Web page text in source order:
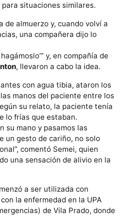
situaciones similares.
de almuerzo y, cuando volví a
una compañera dijo lo
y, en compañía de
, llevaron a cabo la idea.
con agua tibia, ataron los
manos del paciente entre los
su relato, la paciente tenía
lo frías que estaban.
su mano y pasamos las
un gesto de cariño, no solo
comentó Semei, quien
una sensación de alivio en la
a ser utilizada con
la enfermedad en la UPA
de Vila Prado, donde